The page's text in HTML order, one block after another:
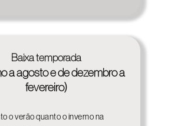
Baixa temporada
a agosto e de dezembro a
fevereiro)
o verão quanto o inverno na